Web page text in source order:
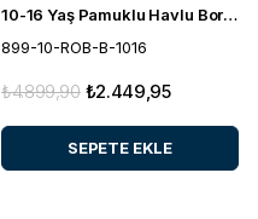
10-16 Yaş Pamuklu Havlu Bornoz
899-10-ROB-B-1016
₺2.449,95
₺4.899,90
SEPETE EKLE